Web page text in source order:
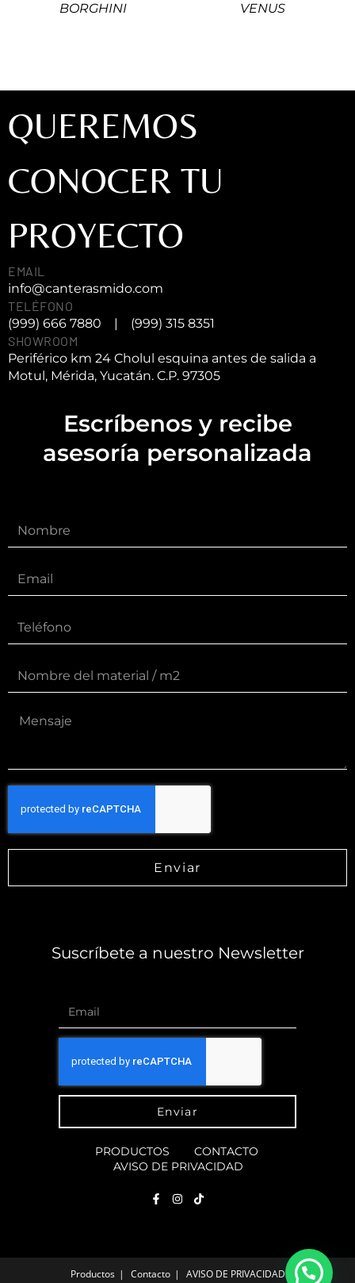
BORGHINI
VENUS
QUEREMOS
CONOCER TU
PROYECTO
EMAIL
info@canterasmido.com
TELÉFONO
(999) 666 7880
|
(999) 315 8351
SHOWROOM
Periférico km 24 Cholul esquina antes de salida a
Motul, Mérida, Yucatán. C.P. 97305
Escríbenos y recibe
asesoría personalizada
Enviar
Suscríbete a nuestro Newsletter
Enviar
PRODUCTOS
CONTACTO
AVISO DE PRIVACIDAD
Productos Contacto AVISO DE PRIVACIDAD